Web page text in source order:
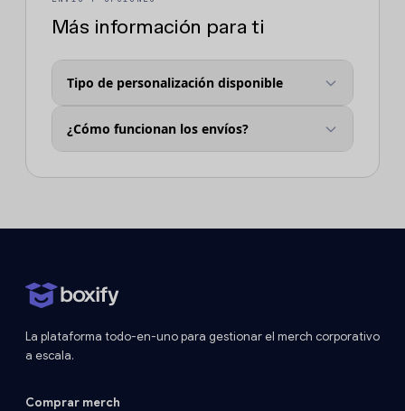
Más información para ti
Tipo de personalización disponible
¿Cómo funcionan los envíos?
La plataforma todo-en-uno para gestionar el merch corporativo
a escala.
Comprar merch